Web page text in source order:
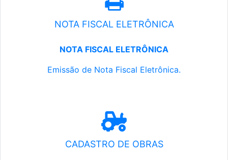
NOTA FISCAL ELETRÔNICA
NOTA FISCAL ELETRÔNICA
Emissão de Nota Fiscal Eletrônica.
CADASTRO DE OBRAS